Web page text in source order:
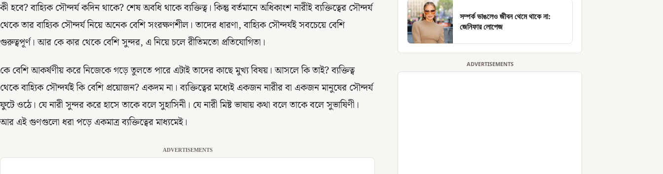
কী হবে? বাহ্যিক সৌন্দর্য কদিন থাকে? শেষ অবধি থাকে ব্যক্তিত্ব। কিন্তু বর্তমানে অধিকাংশ নারীই ব্যক্তিত্বের সৌন্দর্য
থেকে তার বাহ্যিক সৌন্দর্য নিয়ে অনেক বেশি সংরক্ষণশীল। তাদের ধারণা, বাহ্যিক সৌন্দর্যই সবচেয়ে বেশি
গুরুত্বপূর্ণ। আর কে কার থেকে বেশি সুন্দর, এ নিয়ে চলে রীতিমতো প্রতিযোগিতা।
কে বেশি আকর্ষণীয় করে নিজেকে গড়ে তুলতে পারে এটাই তাদের কাছে মুখ্য বিষয়। আসলে কি তাই? ব্যক্তিত্ব
থেকে বাহ্যিক সৌন্দর্যই কি বেশি প্রয়োজন? একদম না। ব্যক্তিত্বের মধ্যেই একজন নারীর বা একজন মানুষের সৌন্দর্য
ফুটে ওঠে। যে নারী সুন্দর করে হাসে তাকে বলে সুহাসিনী। যে নারী মিষ্ট ভাষায় কথা বলে তাকে বলে সুভাষিণী।
আর এই গুণগুলো ধরা পড়ে একমাত্র ব্যক্তিত্বের মাধ্যমেই।
ADVERTISEMENTS
সম্পর্ক ভাঙলেও জীবন থেমে থাকে না:
জেনিফার লোপেজ
ADVERTISEMENTS